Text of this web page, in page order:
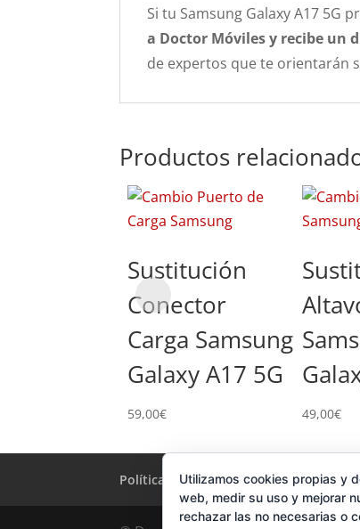
Si tu Samsung Galaxy A17
a Doctor Móviles y recibe un
de expertos que te orientarán
Productos
Sustitución
Conector
Carga Samsung
Galaxy A17 5G
59,00€ 49,00€
Política de Cookies Condiciones y
Utilizamos cookies propias y
web, medir su uso y mejorar
rechazar las no necesarias o